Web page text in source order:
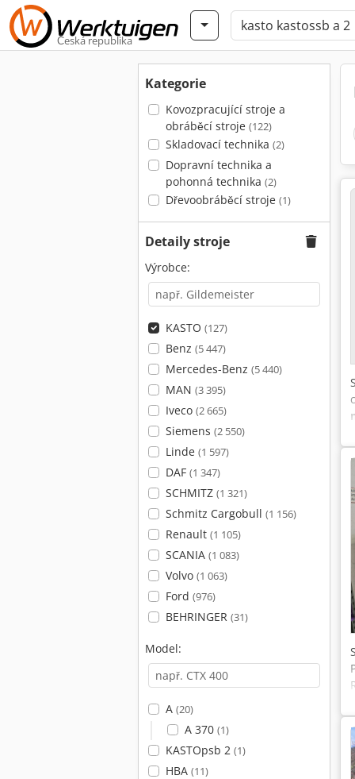
Česká republika
Kategorie
Kovozpracující stroje a
obráběcí stroje (122)
Skladovací technika (2)
Dopravní technika a
pohonná technika (2)
Dřevoobráběcí stroje (1)
Detaily stroje
Výrobce:
KASTO (127)
Benz (5 447)
Mercedes-Benz (5 440)
MAN (3 395)
Iveco (2 665)
Siemens (2 550)
Linde (1 597)
DAF (1 347)
SCHMITZ (1 321)
Schmitz Cargobull (1 156)
Renault (1 105)
SCANIA (1 083)
Volvo (1 063)
Ford (976)
BEHRINGER (31)
Model:
A (20)
A 370 (1)
KASTOpsb 2 (1)
HBA (11)